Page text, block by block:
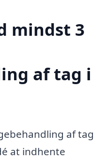
mindst 3
af tag i
af tag
at indhente